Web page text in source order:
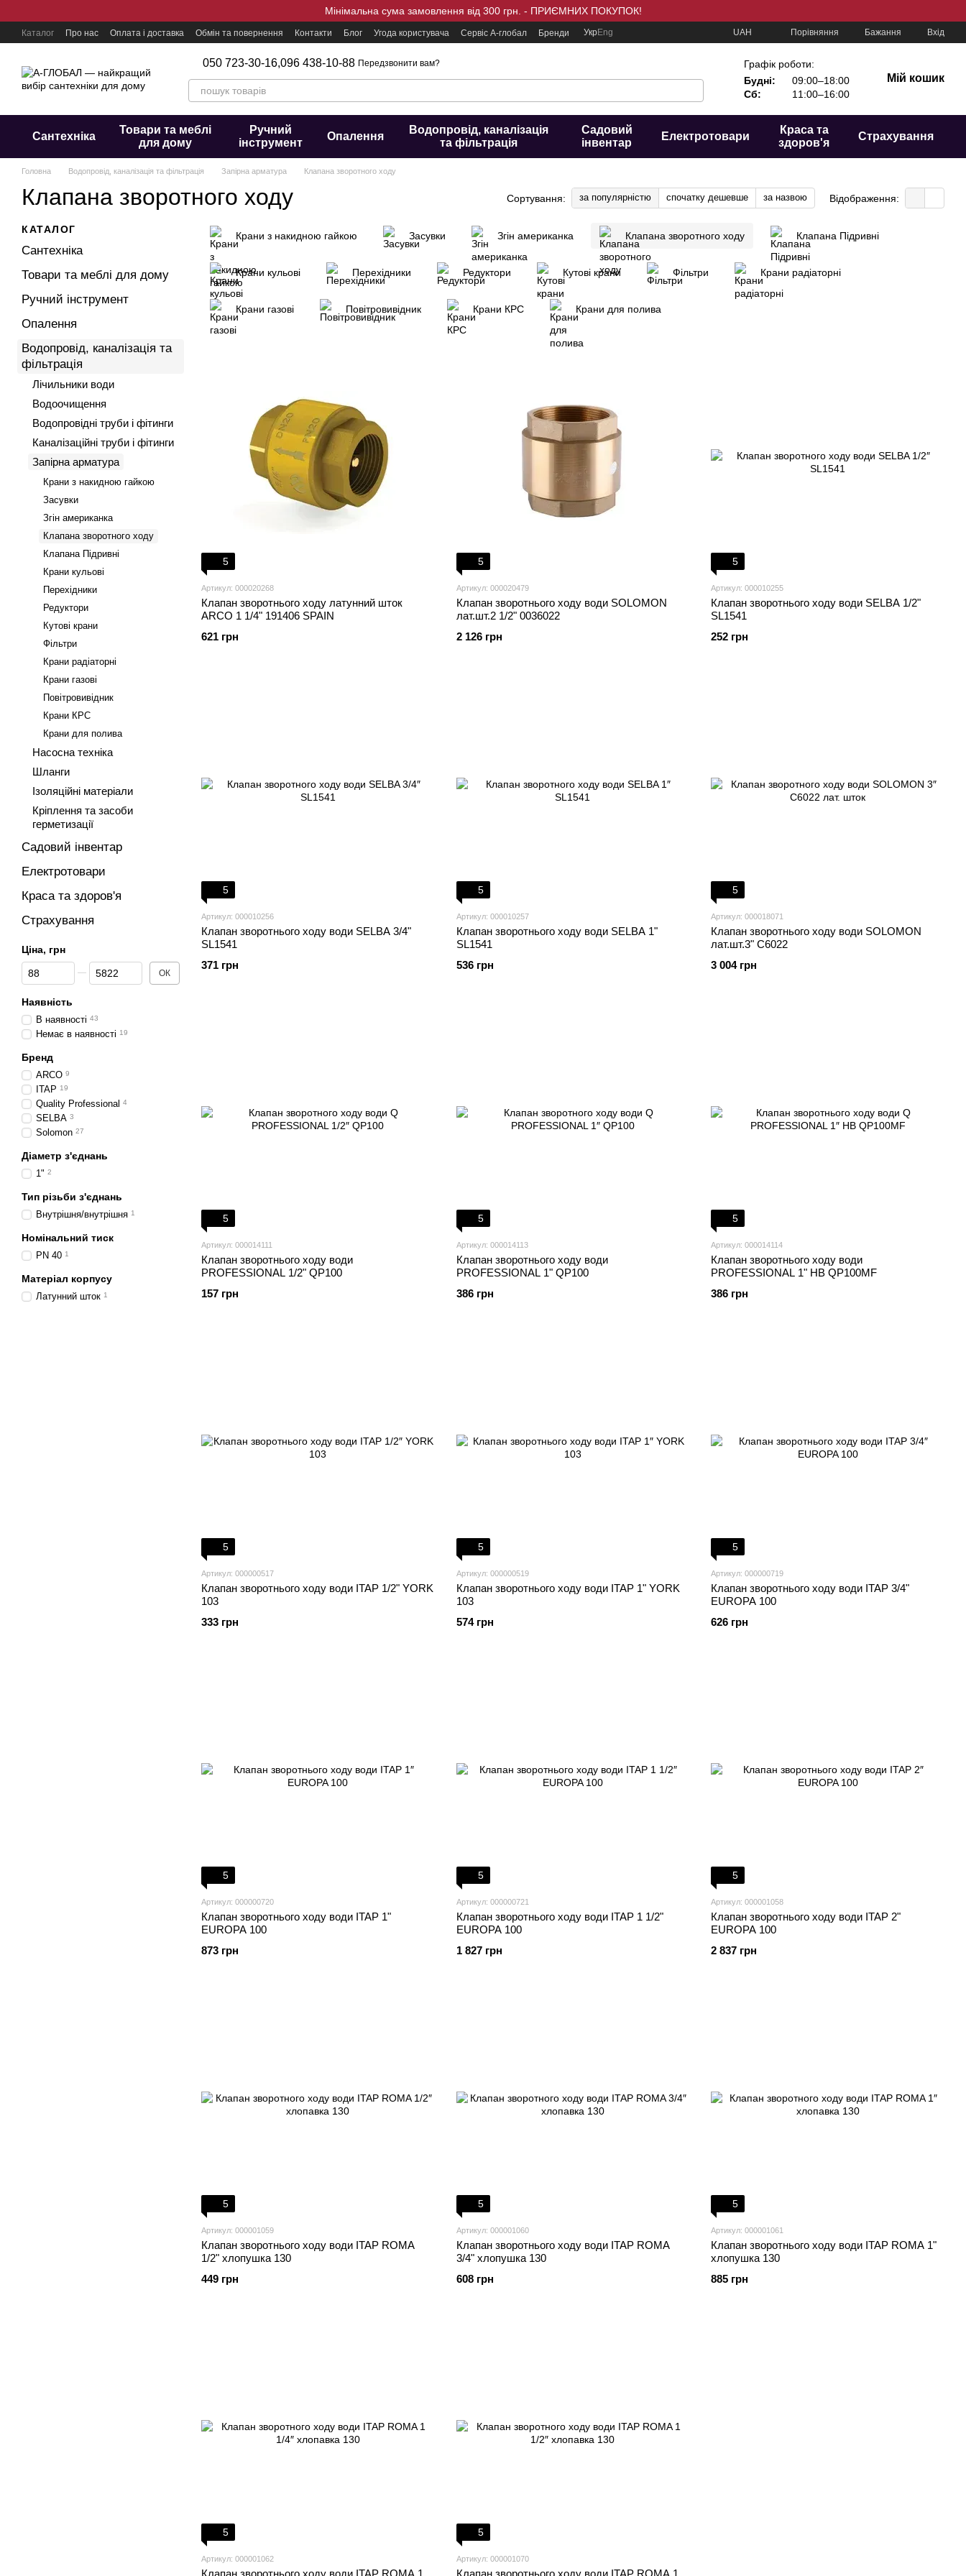
Мінімальна сума замовлення від 300 грн. - ПРИЄМНИХ ПОКУПОК!
Каталог Про нас Оплата і доставка Обмін та повернення Контакти Блог Угода користувача Сервіс А-глобал Бренди УкрEng UAH Порівняння Бажання Вхід
050 723-30-16,096 438-10-88 Передзвонити вам?
Графік роботи:
Будні:
09:00–18:00
Сб:
11:00–16:00
Мій кошик
Сантехніка
Товари та меблі
для дому
Ручний
інструмент
Опалення
Водопровід, каналізація
та фільтрація
Садовий
інвентар
Електротовари
Краса та
здоров'я
Страхування
Головна Водопровід, каналізація та фільтрація Запірна арматура Клапана зворотного ходу
Клапана зворотного ходу Сортування: за популярністю спочатку дешевше за назвою Відображення:
Крани з накидною гайкою Засувки Згін американка Клапана зворотного ходу Клапана Підривні
Крани кульові Перехідники Редуктори Кутові крани Фільтри Крани радіаторні
Крани газові Повітровивідник Крани КРС Крани для полива
5
Артикул: 000020268
Клапан зворотнього ходу латунний шток
ARCO 1 1/4" 191406 SPAIN
621 грн
5
Артикул: 000020479
Клапан зворотнього ходу води SOLOMON
лат.шт.2 1/2" 0036022
2 126 грн
5
Артикул: 000010255
Клапан зворотнього ходу води SELBA 1/2"
SL1541
252 грн
5
Артикул: 000010256
Клапан зворотнього ходу води SELBA 3/4"
SL1541
371 грн
5
Артикул: 000010257
Клапан зворотнього ходу води SELBA 1"
SL1541
536 грн
5
Артикул: 000018071
Клапан зворотнього ходу води SOLOMON
лат.шт.3" C6022
3 004 грн
5
Артикул: 000014111
Клапан зворотнього ходу води
PROFESSIONAL 1/2" QP100
157 грн
5
Артикул: 000014113
Клапан зворотнього ходу води
PROFESSIONAL 1" QP100
386 грн
5
Артикул: 000014114
Клапан зворотнього ходу води
PROFESSIONAL 1" НВ QP100MF
386 грн
5
Артикул: 000000517
Клапан зворотнього ходу води ITAP 1/2" YORK
103
333 грн
5
Артикул: 000000519
Клапан зворотнього ходу води ITAP 1" YORK
103
574 грн
5
Артикул: 000000719
Клапан зворотнього ходу води ITAP 3/4"
EUROPA 100
626 грн
5
Артикул: 000000720
Клапан зворотнього ходу води ITAP 1"
EUROPA 100
873 грн
5
Артикул: 000000721
Клапан зворотнього ходу води ITAP 1 1/2"
EUROPA 100
1 827 грн
5
Артикул: 000001058
Клапан зворотнього ходу води ITAP 2"
EUROPA 100
2 837 грн
5
Артикул: 000001059
Клапан зворотнього ходу води ITAP ROMA
1/2" хлопушка 130
449 грн
5
Артикул: 000001060
Клапан зворотнього ходу води ITAP ROMA
3/4" хлопушка 130
608 грн
5
Артикул: 000001061
Клапан зворотнього ходу води ITAP ROMA 1"
хлопушка 130
885 грн
5
Артикул: 000001062
Клапан зворотнього ходу води ITAP ROMA 1
5
Артикул: 000001070
Клапан зворотнього ходу води ITAP ROMA 1
КАТАЛОГ
Сантехніка
Товари та меблі для дому
Ручний інструмент
Опалення
Водопровід, каналізація та
фільтрація
Лічильники води
Водоочищення
Водопровідні труби і фітинги
Каналізаційні труби і фітинги
Запірна арматура
Крани з накидною гайкою
Засувки
Згін американка
Клапана зворотного ходу
Клапана Підривні
Крани кульові
Перехідники
Редуктори
Кутові крани
Фільтри
Крани радіаторні
Крани газові
Повітровивідник
Крани КРС
Крани для полива
Насосна техніка
Шланги
Ізоляційні матеріали
Кріплення та засоби
герметизації
Садовий інвентар
Електротовари
Краса та здоров'я
Страхування
Ціна, грн
Від Ціна, грн
До Ціна, грн ОК
Наявність
В наявності 43
Немає в наявності 19
Бренд
ARCO 9
ITAP 19
Quality Professional 4
SELBA 3
Solomon 27
Діаметр з'єднань
1" 2
Тип різьби з'єднань
Внутрішня/внутрішня 1
Номінальний тиск
PN 40 1
Матеріал корпусу
Латунний шток 1